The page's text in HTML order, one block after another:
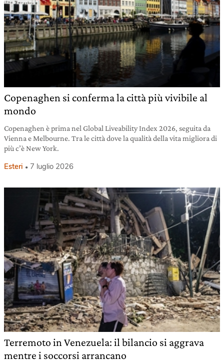
Copenaghen si conferma la città più vivibile al
mondo
Copenaghen è prima nel Global Liveability Index 2026, seguita da
Vienna e Melbourne. Tra le città dove la qualità della vita migliora di
più c’è New York.
Esteri 7 luglio 2026
Terremoto in Venezuela: il bilancio si aggrava
mentre i soccorsi arrancano